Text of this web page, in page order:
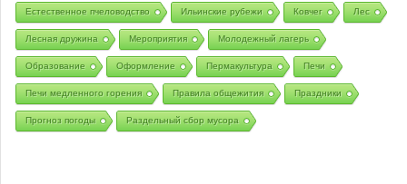
Естественное пчеловодство Ильинские рубежи Ковчег Лес
Лесная дружина Мероприятия Молодежный лагерь
Образование Оформление Пермакультура Печи
Печи медленного горения Правила общежития Праздники
Прогноз погоды Раздельный сбор мусора